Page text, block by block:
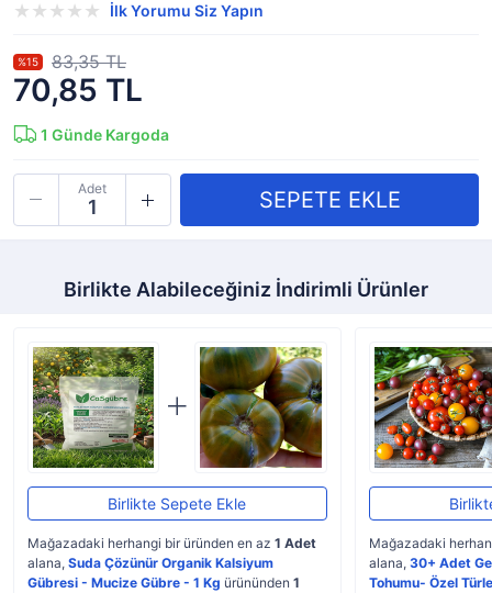
İlk Yorumu Siz Yapın
70,85 TL
%15 83,35 TL
1 Günde Kargoda
Adet
Birlikte Alabileceğiniz İndirimli Ürünler
Birlikte Sepete Ekle
Mağazadaki herhangi bir üründen en az 1 Adet
alana, Suda Çözünür Organik Kalsiyum
Gübresi - Mucize Gübre - 1 Kg ürününden 1
Mağazadaki
alana, 30+ Adet
Tohumu- Özel